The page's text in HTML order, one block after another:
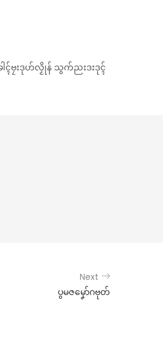
ၚ်ဗၠးဒုဟ်လၟိုန် သွက်ညးဒးဒုၚ်
Next
ပွမဇမၞော်ဂဗုတ်